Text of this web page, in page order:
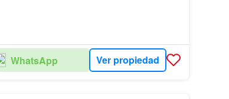
WhatsApp Ver propiedad